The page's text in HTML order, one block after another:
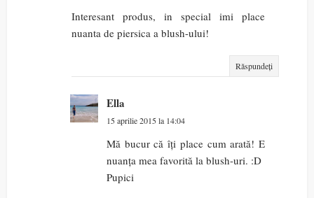
Interesant produs, in special imi place
nuanta de piersica a blush-ului!
Răspundeți
Ella
15 aprilie 2015 la 14:04
Mă bucur că îți place cum arată! E
nuanța mea favorită la blush-uri. :D
Pupici